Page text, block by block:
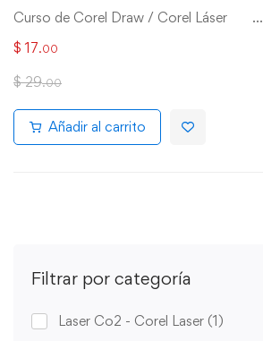
Filtrar por categoría
Laser Co2 - Corel Laser (1)
Curso de Corel Draw / Corel Láser …
$ 17.00
$29.00
Añadir al carrito